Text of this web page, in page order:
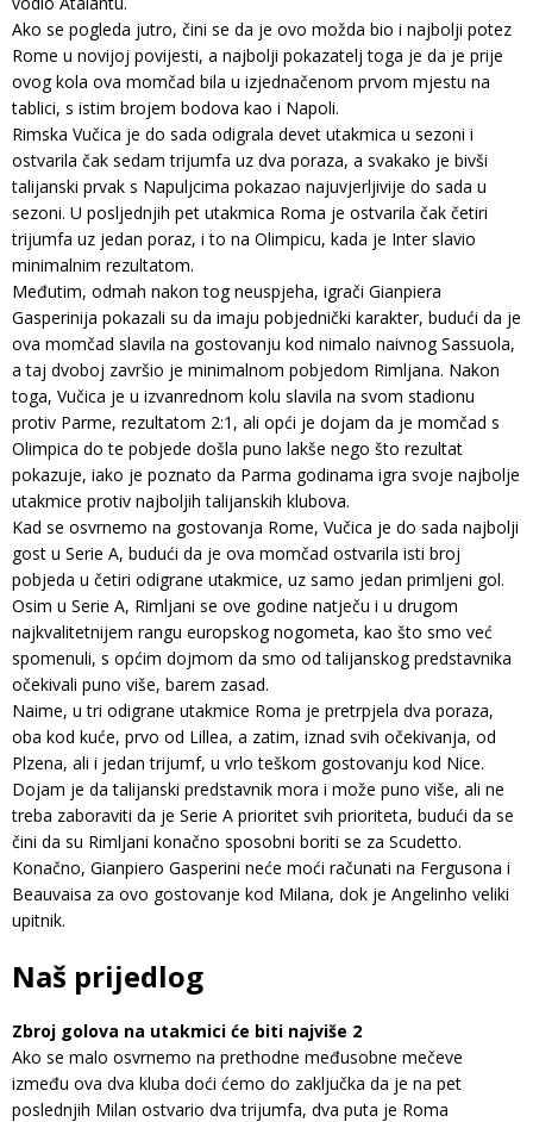
Ako se pogleda jutro, čini se da je ovo možda bio i najbolji potez
Rome u novijoj povijesti, a najbolji pokazatelj toga je da je prije
ovog kola ova momčad bila u izjednačenom prvom mjestu na
tablici, s istim brojem bodova kao i Napoli.
Rimska Vučica je do sada odigrala devet utakmica u sezoni i
ostvarila čak sedam trijumfa uz dva poraza, a svakako je bivši
talijanski prvak s Napuljcima pokazao najuvjerljivije do sada u
sezoni. U posljednjih pet utakmica Roma je ostvarila čak četiri
trijumfa uz jedan poraz, i to na Olimpicu, kada je Inter slavio
minimalnim rezultatom.
Međutim, odmah nakon tog neuspjeha, igrači Gianpiera
Gasperinija pokazali su da imaju pobjednički karakter, budući da je
ova momčad slavila na gostovanju kod nimalo naivnog Sassuola,
a taj dvoboj završio je minimalnom pobjedom Rimljana. Nakon
toga, Vučica je u izvanrednom kolu slavila na svom stadionu
protiv Parme, rezultatom 2:1, ali opći je dojam da je momčad s
Olimpica do te pobjede došla puno lakše nego što rezultat
pokazuje, iako je poznato da Parma godinama igra svoje najbolje
utakmice protiv najboljih talijanskih klubova.
Kad se osvrnemo na gostovanja Rome, Vučica je do sada najbolji
gost u Serie A, budući da je ova momčad ostvarila isti broj
pobjeda u četiri odigrane utakmice, uz samo jedan primljeni gol.
Osim u Serie A, Rimljani se ove godine natječu i u drugom
najkvalitetnijem rangu europskog nogometa, kao što smo već
spomenuli, s općim dojmom da smo od talijanskog predstavnika
očekivali puno više, barem zasad.
Naime, u tri odigrane utakmice Roma je pretrpjela dva poraza,
oba kod kuće, prvo od Lillea, a zatim, iznad svih očekivanja, od
Plzena, ali i jedan trijumf, u vrlo teškom gostovanju kod Nice.
Dojam je da talijanski predstavnik mora i može puno više, ali ne
treba zaboraviti da je Serie A prioritet svih prioriteta, budući da se
čini da su Rimljani konačno sposobni boriti se za Scudetto.
Konačno, Gianpiero Gasperini neće moći računati na Fergusona i
Beauvaisa za ovo gostovanje kod Milana, dok je Angelinho veliki
upitnik.
Naš prijedlog
Zbroj golova na utakmici će biti najviše 2
Ako se malo osvrnemo na prethodne međusobne mečeve
između ova dva kluba doći ćemo do zaključka da je na pet
poslednjih Milan ostvario dva trijumfa, dva puta je Roma